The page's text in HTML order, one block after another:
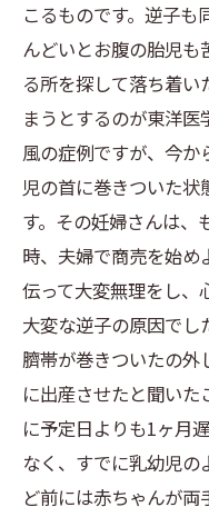
こるものです。逆子
んどいとお腹の胎児も
る所を探して落ち着
まうとするのが東洋
風の症例ですが、今
児の首に巻きついた
す。その妊婦さんは、
時、夫婦で商売を始
伝って大変無理をし、
大変な逆子の原因でし
臍帯が巻きついたの外
に出産させたと聞い
に予定日よりも1ヶ月
なく、すでに乳幼児
ど前には赤ちゃんが